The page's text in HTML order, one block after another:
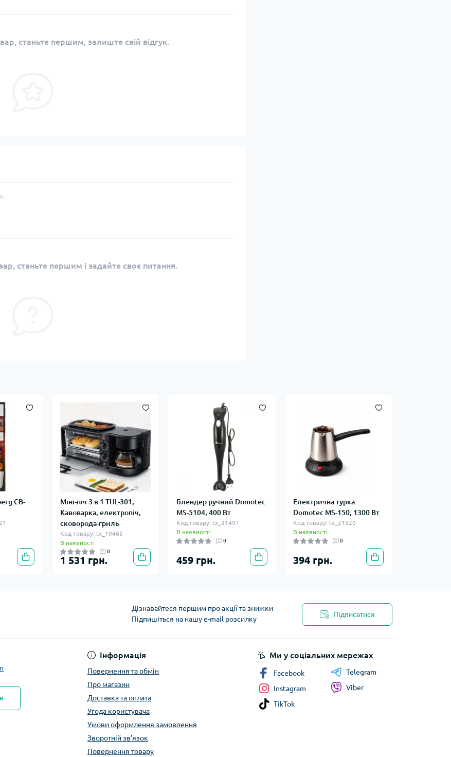
станьте першим, залиште свій відгук.
станьте першим і задайте своє питання.
CB-
Міні-піч 3 в 1 THL-301,
Кавоварка, електропіч,
сковорода-гриль
Код товару: tx_19465
В наявності
0
1 531 грн.
Блендер ручний Domotec
MS-5104, 400 Вт
Код товару: tx_21497
В наявності
0
459 грн.
Електрична турка
Domotec MS-150, 1300 Вт
Код товару: tx_21520
В наявності
0
394 грн.
Дізнавайтеся першим про акції та знижки
Підпишіться на нашу e-mail розсилку
Підписатися
Інформація
Повернення та обмін
Про магазин
Доставка та оплата
Угода користувача
Умови оформлення замовлення
Зворотній зв’язок
Повернення товару
Ми у соціальних мережах
Facebook
Instagram
TikTok
Telegram
Viber